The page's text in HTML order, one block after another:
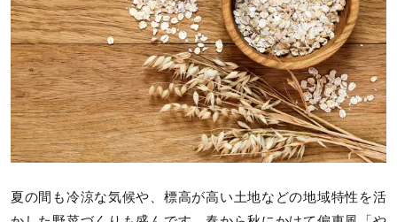
夏の間も冷涼な気候や、標高が高い土地などの地域特性を活